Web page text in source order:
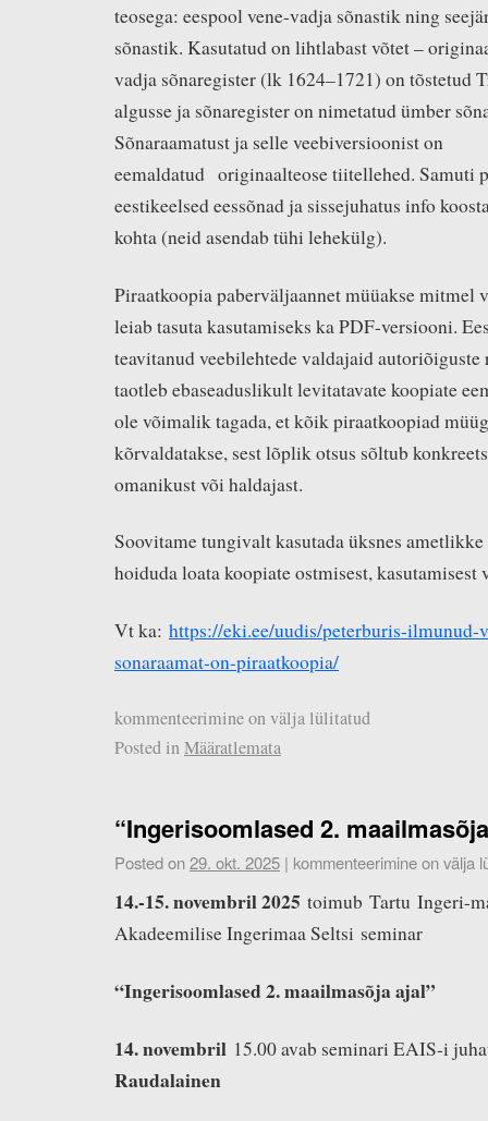
teosega: eespool vene-vadja sõnastik ning
sõnastik. Kasutatud on lihtlabast võtet –
vadja sõnaregister (lk 1624–1721) on tõstetud
algusse ja sõnaregister on nimetatud ümber
Sõnaraamatust ja selle veebiversioonist on
eemaldatud originaalteose tiitellehed. Samuti
eestikeelsed eessõnad ja sissejuhatus info
kohta (neid asendab tühi lehekülg).
Piraatkoopia paberväljaannet müüakse mitmel
leiab tasuta kasutamiseks ka PDF-versiooni.
teavitanud veebilehtede valdajaid
taotleb ebaseaduslikult levitatavate koopiate
ole võimalik tagada, et kõik piraatkoopiad
kõrvaldatakse, sest lõplik otsus sõltub
omanikust või haldajast.
Soovitame tungivalt kasutada üksnes
hoiduda loata koopiate ostmisest,
Vt ka: https://eki.ee/uudis/peterburis-ilmunud-
sonaraamat-on-piraatkoopia/
kommenteerimine on välja lülitatud
Posted inMääratlemata
“Ingerisoomlased 2.
Posted on29. okt. 2025 | kommenteerimine on välja
14.-15. novembril 2025 toimub Tartu Ingeri-
Akadeemilise Ingerimaa Seltsi seminar
“Ingerisoomlased 2. maailmasõja ajal”
14. novembril 15.00 avab seminari EAIS-i
Raudalainen